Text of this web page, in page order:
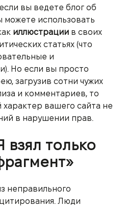
вы ведете блог об
можете использовать
иллюстрации в своих
статьях (что
и
Но если вы просто
загрузив сотни чужих
и комментариев, то
вашего сайта не
в нарушении прав.
взял только
неправильного
Люди